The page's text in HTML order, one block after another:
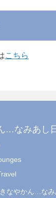
こちら
…なみあし
なやかん…なみ